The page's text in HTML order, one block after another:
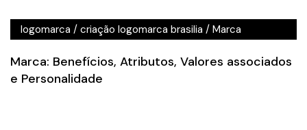
logomarca / criação logomarca brasilia / Marca
Marca: Benefícios, Atributos, Valores associados
e Personalidade